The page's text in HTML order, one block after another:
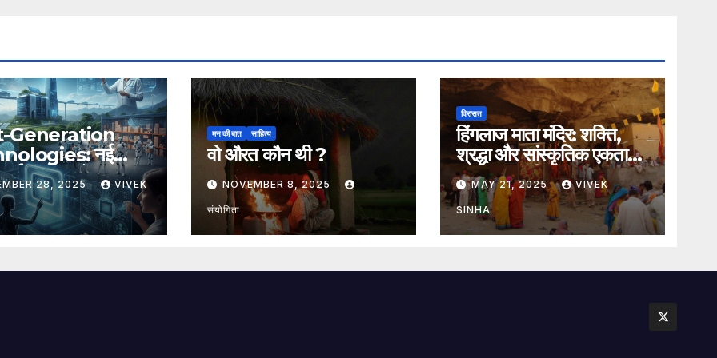
Generation
नई
नई संभावनाएँ, नया
28, 2025 VIVEK
मन की बात साहित्य
वो औरत कौन थी ?
NOVEMBER 8, 2025
संयोगिता
विरासत
हिंगलाज माता मंदिर: शक्ति,
श्रद्धा और सांस्कृतिक एकता
का अमर प्रतीक
MAY 21, 2025 VIVEK
SINHA